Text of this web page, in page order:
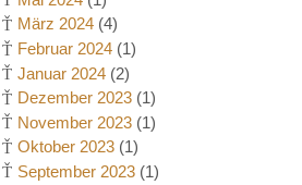
März 2024 (4)
Februar 2024 (1)
Januar 2024 (2)
Dezember 2023 (1)
November 2023 (1)
Oktober 2023 (1)
September 2023 (1)